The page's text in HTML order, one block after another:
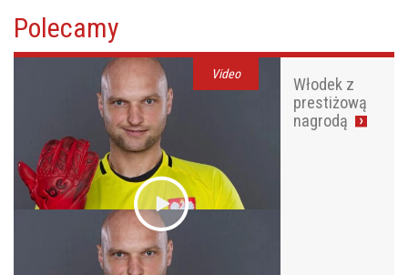
Polecamy
Video
Włodek z
prestiżową
nagrodą